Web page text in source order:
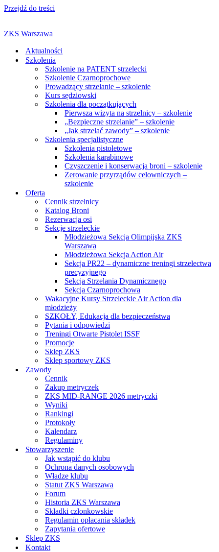
Przejdź do treści
ZKS Warszawa
Aktualności
Szkolenia
Szkolenie na PATENT strzelecki
Szkolenie Czarnoprochowe
Prowadzący strzelanie – szkolenie
Kurs sędziowski
Szkolenia dla początkujących
Pierwsza wizyta na strzelnicy – szkolenie
„Bezpieczne strzelanie” – szkolenie
„Jak strzelać zawody” – szkolenie
Szkolenia specjalistyczne
Szkolenia pistoletowe
Szkolenia karabinowe
Czyszczenie i konserwacja broni – szkolenie
Zerowanie przyrządów celowniczych –
szkolenie
Oferta
Cennik strzelnicy
Katalog Broni
Rezerwacja osi
Sekcje strzeleckie
Młodzieżowa Sekcja Olimpijska ZKS
Warszawa
Młodzieżowa Sekcja Action Air
Sekcja PR22 – dynamiczne treningi strzelectwa
precyzyjnego
Sekcja Strzelania Dynamicznego
Sekcja Czarnoprochowa
Wakacyjne Kursy Strzeleckie Air Action dla
młodzieży
SZKOŁY, Edukacja dla bezpieczeństwa
Pytania i odpowiedzi
Treningi Otwarte Pistolet ISSF
Promocje
Sklep ZKS
Sklep sportowy ZKS
Zawody
Cennik
Zakup metryczek
ZKS MID-RANGE 2026 metryczki
Wyniki
Rankingi
Protokoły
Kalendarz
Regulaminy
Stowarzyszenie
Jak wstąpić do klubu
Ochrona danych osobowych
Władze klubu
Statut ZKS Warszawa
Forum
Historia ZKS Warszawa
Składki członkowskie
Regulamin opłacania składek
Zapytania ofertowe
Sklep ZKS
Kontakt